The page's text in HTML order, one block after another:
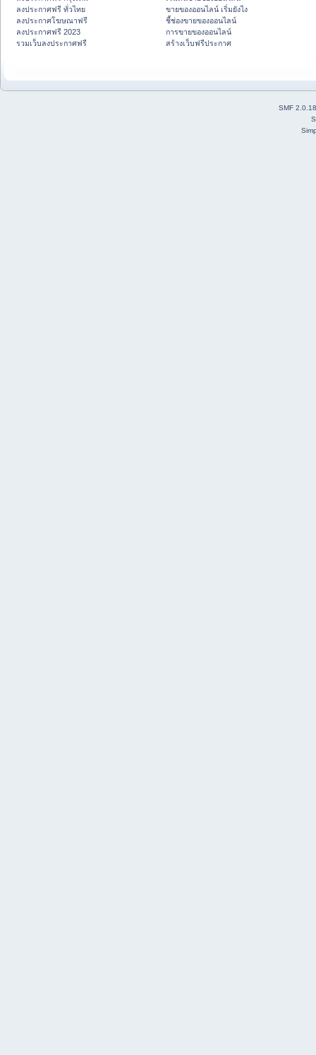
ลงประกาศฟรี ทั่วไทย
ลงประกาศโฆษณาฟรี
ลงประกาศฟรี 2023
รวมเว็บลงประกาศฟรี
ขายของออนไลน์ เริ่มยังไง
ชี้ช่องขายของออนไลน์
การขายของออนไลน์
สร้างเว็บฟรีประกาศ
SMF 2.0.18